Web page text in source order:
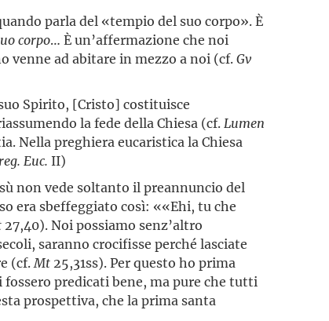
parla del «tempio del suo corpo». È
corpo… È un’affermazione che noi
venne ad abitare in mezzo a noi (cf.Gv
Spirito, [Cristo] costituisce
la fede della Chiesa (cf. Lumen
Nella preghiera eucaristica la Chiesa
Euc. II)
non vede soltanto il preannuncio del
era sbeffeggiato così: ««Ehi, tu che
27,40). Noi possiamo senz’altro
saranno crocifisse perché lasciate
(cf. Mt 25,31ss). Per questo ho prima
predicati bene, ma pure che tutti
prospettiva, che la prima santa